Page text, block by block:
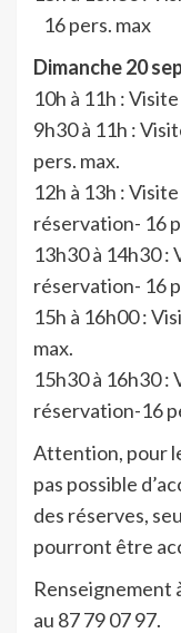
16 pers. max
Dimanche 20
10h à 11h :
9h30 à 11h :
pers. max.
12h à 13h :
réservation- 16
13h30 à 14h30 :
réservation- 16
15h à 16h00 :
max.
15h30 à 16h30 :
réservation-16
Attention, pour
pas possible
des réserves,
pourront être
Renseignement
au 87 79 07 97.